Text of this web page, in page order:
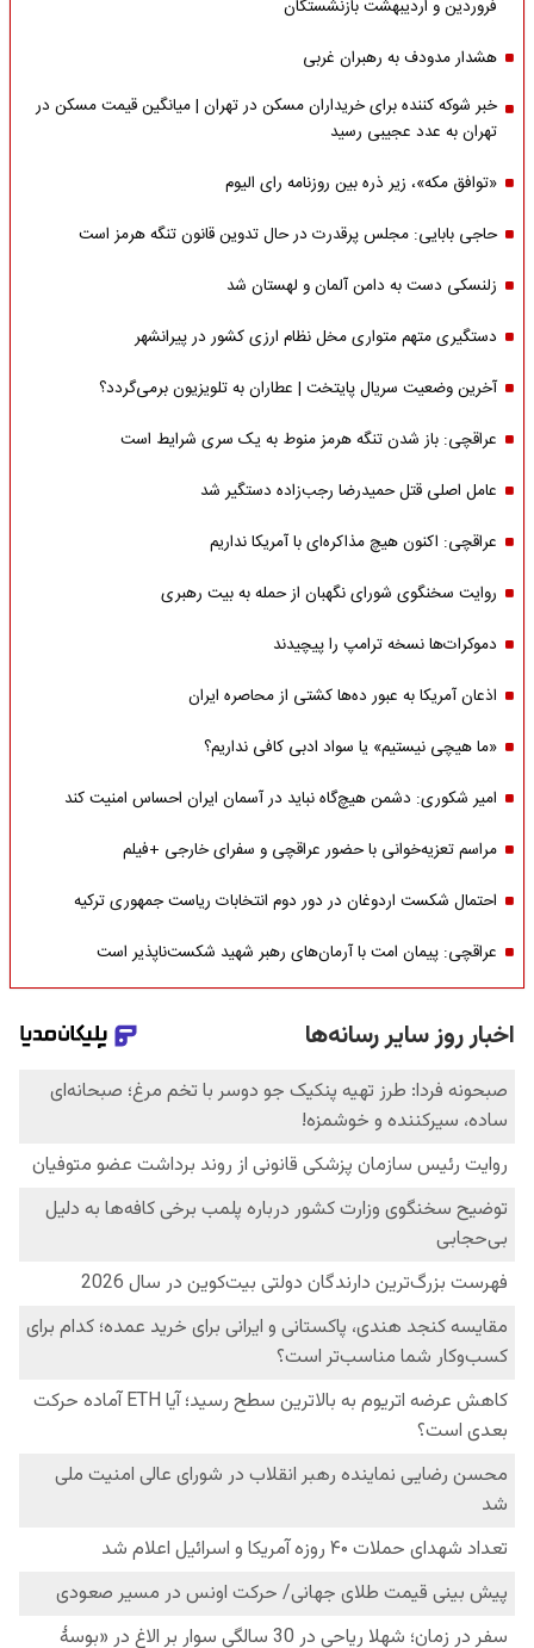
فروردین و اردیبهشت بازنشستگان
هشدار مدودف به رهبران غربی
خبر شوکه کننده برای خریداران مسکن در تهران | میانگین قیمت مسکن در
تهران به عدد عجیبی رسید
«توافق مکه»، زیر ذره بین روزنامه رای الیوم
حاجی بابایی: مجلس پرقدرت در حال تدوین قانون تنگه هرمز است
زلنسکی دست به دامن آلمان و لهستان شد
دستگیری متهم متواری مخل نظام ارزی کشور در پیرانشهر
آخرین وضعیت سریال پایتخت | عطاران به تلویزیون برمی‌گردد؟
عراقچی: باز شدن تنگه هرمز منوط به یک سری شرایط است
عامل اصلی قتل حمیدرضا رجب‌زاده دستگیر شد
عراقچی: اکنون هیچ مذاکره‌ای با آمریکا نداریم
روایت سخنگوی شورای نگهبان از حمله به بیت رهبری
دموکرات‌ها نسخه ترامپ را پیچیدند
اذعان آمریکا به عبور ده‌ها کشتی از محاصره ایران
«ما هیچی نیستیم» یا سواد ادبی کافی نداریم؟
امیر شکوری: دشمن هیچ‌گاه نباید در آسمان ایران احساس امنیت کند
مراسم تعزیه‌خوانی با حضور عراقچی و سفرای خارجی +فیلم
احتمال شکست اردوغان در دور دوم انتخابات ریاست جمهوری ترکیه
عراقچی: پیمان امت با آرمان‌های رهبر شهید شکست‌ناپذیر است